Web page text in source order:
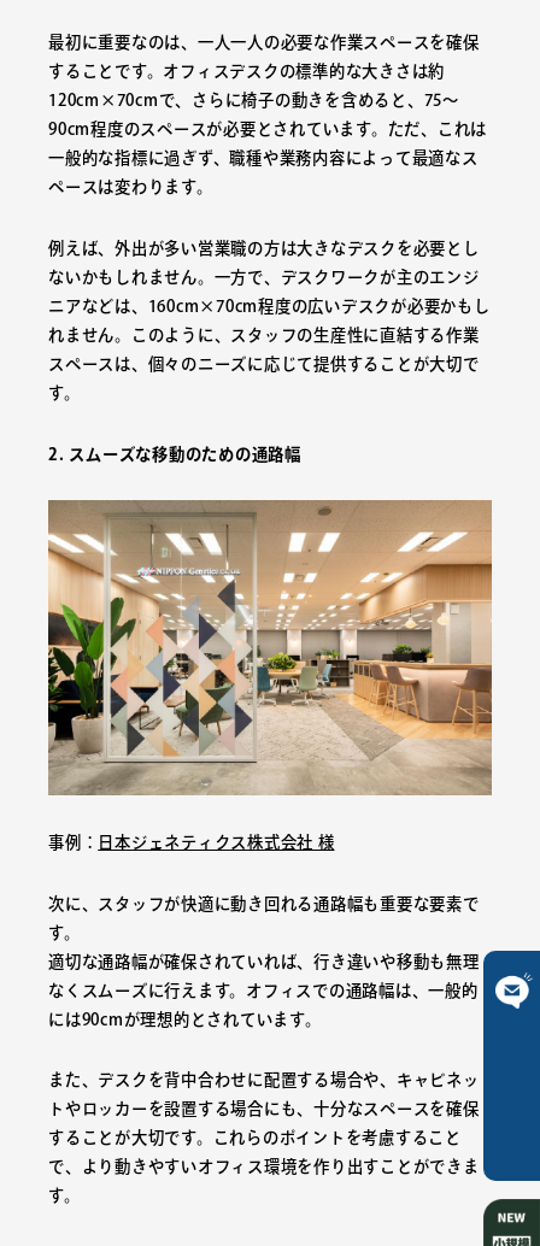
最初に重要なのは、一人一人の必要な作業スペースを確保
することです。オフィスデスクの標準的な大きさは約
120cm×70cmで、さらに椅子の動きを含めると、75〜
90cm程度のスペースが必要とされています。ただ、これは
一般的な指標に過ぎず、職種や業務内容によって最適なス
ペースは変わります。
例えば、外出が多い営業職の方は大きなデスクを必要とし
ないかもしれません。一方で、デスクワークが主のエンジ
ニアなどは、160cm×70cm程度の広いデスクが必要かもし
れません。このように、スタッフの生産性に直結する作業
スペースは、個々のニーズに応じて提供することが大切で
す。
2. スムーズな移動のための通路幅
事例： 日本ジェネティクス株式会社 様
次に、スタッフが快適に動き回れる通路幅も重要な要素で
す。
適切な通路幅が確保されていれば、行き違いや移動も無理
なくスムーズに行えます。オフィスでの通路幅は、一般的
には90cmが理想的とされています。
また、デスクを背中合わせに配置する場合や、キャビネッ
トやロッカーを設置する場合にも、十分なスペースを確保
することが大切です。これらのポイントを考慮すること
で、より動きやすいオフィス環境を作り出すことができま
す。
ご相談は
こちら